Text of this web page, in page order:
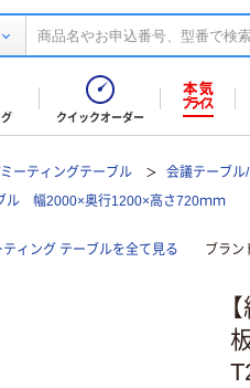
クイックオーダー
ーティングテーブル 会議テーブル
ル 幅2000×奥行1200×高さ720ｍｍ
ィング テーブルを全て見る ブラン